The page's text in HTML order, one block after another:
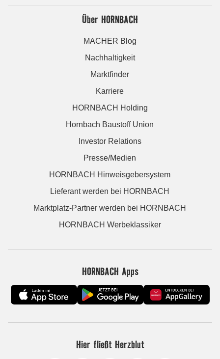
Über HORNBACH
MACHER Blog
Nachhaltigkeit
Marktfinder
Karriere
HORNBACH Holding
Hornbach Baustoff Union
Investor Relations
Presse/Medien
HORNBACH Hinweisgebersystem
Lieferant werden bei HORNBACH
Marktplatz-Partner werden bei HORNBACH
HORNBACH Werbeklassiker
HORNBACH Apps
Hier fließt Herzblut